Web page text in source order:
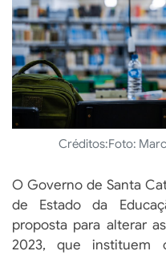
Créditos:Foto:
O Governo de Santa
de Estado da
proposta para alterar
2023, que instituem